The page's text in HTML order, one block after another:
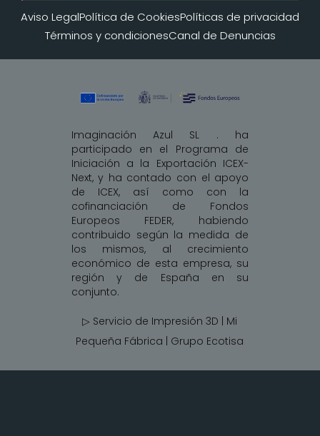
Aviso LegalPolítica de CookiesPolíticas de privacidad
Términos y condicionesCanal de Denuncias
Imaginación Azul SL . ha
participado en el Programa de
Iniciación a la Exportación ICEX-
Next, y ha contado con el apoyo
de ICEX, así como con la
cofinanciación de Fondos
Europeos FEDER, habiendo
contribuido según la medida de
los mismos, al crecimiento
económico de esta empresa, su
región y de España en su
conjunto.
▷ Servicio de Impresión 3D | Mi
Pequeña Fábrica | Grupo Ecotisa